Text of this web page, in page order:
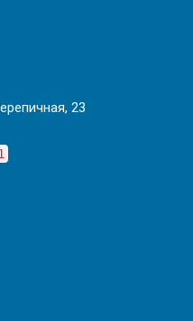
23